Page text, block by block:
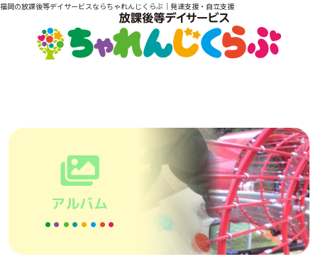
福岡の放課後等デイサービスならちゃれんじくらぶ｜発達支援・自立支援
アルバム